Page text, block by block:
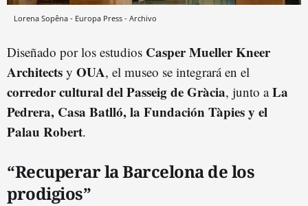
Lorena Sopêna - Europa Press - Archivo
Diseñado por los estudios Casper Mueller Kneer
Architects y OUA, el museo se integrará en el
corredor cultural del Passeig de Gràcia, junto aLa
Pedrera, Casa Batlló, la Fundación Tàpies y el
Palau Robert.
“Recuperar la Barcelona de los
prodigios”